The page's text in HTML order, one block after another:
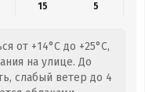
15 5
от +14°C до +25°C,
на улице. До
слабый ветер до 4